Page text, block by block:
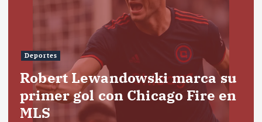
Deportes
Robert Lewandowski marca su
primer gol con Chicago Fire en
MLS